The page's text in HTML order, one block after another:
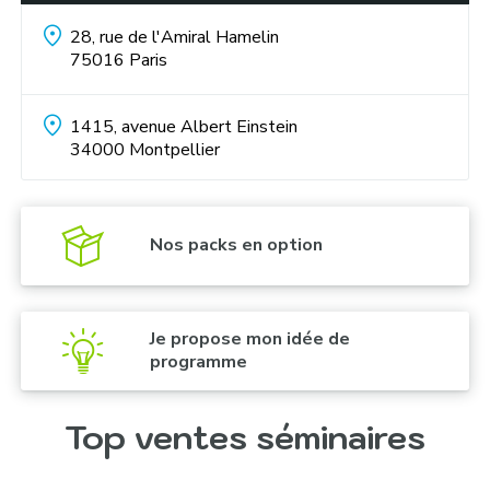
28, rue de l'Amiral Hamelin
75016 Paris
1415, avenue Albert Einstein
34000 Montpellier
Nos packs en option
Je propose mon idée de
programme
Top ventes séminaires